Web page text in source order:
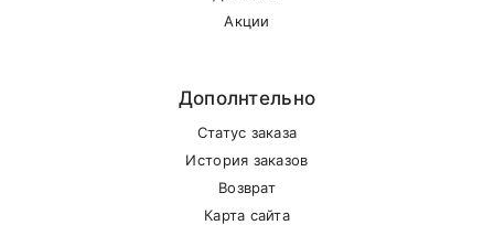
Акции
Дополнтельно
Статус заказа
История заказов
Возврат
Карта сайта